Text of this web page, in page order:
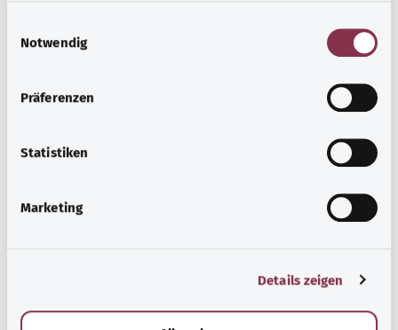
Notwendig
Präferenzen
Statistiken
Marketing
Details zeigen
Gesundheitsthemen.